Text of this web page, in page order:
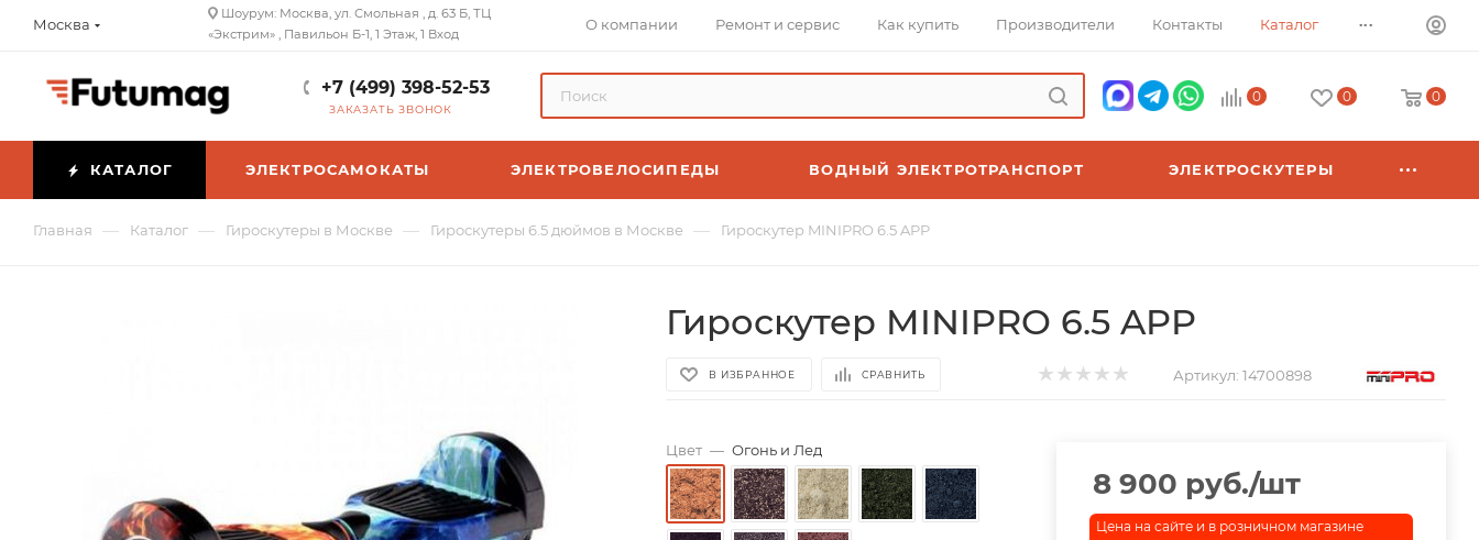
Москва
Шоурум: Москва, ул. Смольная , д. 63 Б, ТЦ
«Экстрим» , Павильон Б-1, 1 Этаж, 1 Вход
О компании Ремонт и сервис Как купить Производители Контакты Каталог ...
+7 (499) 398-52-53
ЗАКАЗАТЬ ЗВОНОК
0 0 0
КАТАЛОГ ЭЛЕКТРОСАМОКАТЫ ЭЛЕКТРОВЕЛОСИПЕДЫ ВОДНЫЙ ЭЛЕКТРОТРАНСПОРТ ЭЛЕКТРОСКУТЕРЫ
Главная — Каталог — Гироскутеры в Москве — Гироскутеры 6.5 дюймов в Москве — Гироскутер MINIPRO 6.5 APP
Гироскутер MINIPRO 6.5 APP
В ИЗБРАННОЕ СРАВНИТЬ Артикул: 14700898
Цвет — Огонь и Лед
8 900 руб./шт
Цена на сайте и в розничном магазине